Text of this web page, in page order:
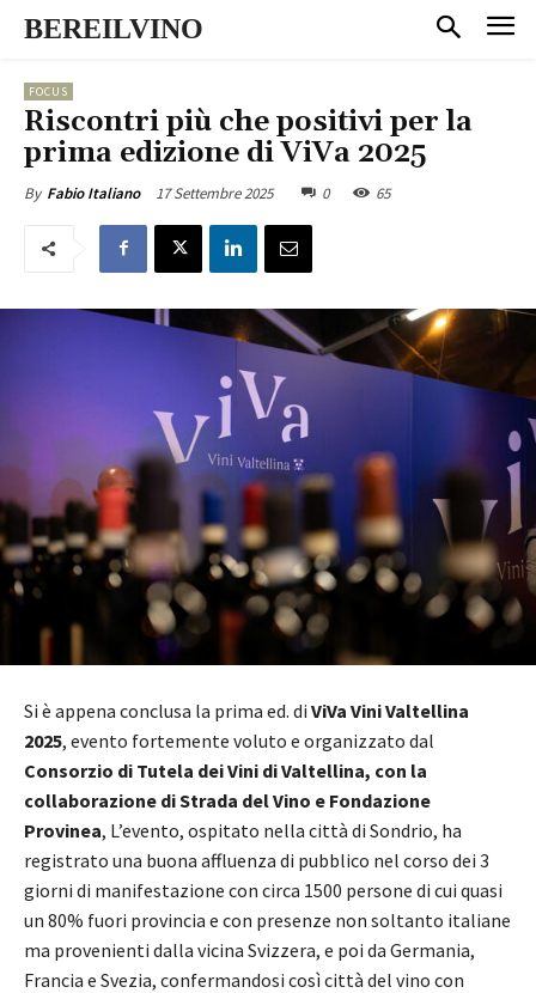
BEREILVINO
FOCUS
Riscontri più che positivi per la
prima edizione di ViVa 2025
By Fabio Italiano 17 Settembre 2025 0 65
Si è appena conclusa la prima ed. di ViVa Vini Valtellina
2025, evento fortemente voluto e organizzato dal
Consorzio di Tutela dei Vini di Valtellina, con la
collaborazione di Strada del Vino e Fondazione
Provinea, L’evento, ospitato nella città di Sondrio, ha
registrato una buona affluenza di pubblico nel corso dei 3
giorni di manifestazione con circa 1500 persone di cui quasi
un 80% fuori provincia e con presenze non soltanto italiane
ma provenienti dalla vicina Svizzera, e poi da Germania,
Francia e Svezia, confermandosi così città del vino con